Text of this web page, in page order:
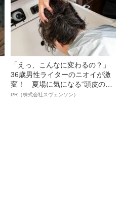
「えっ、こんなに変わるの？」
36歳男性ライターのニオイが激
変！ 夏場に気になる“頭皮のニ
オイ”や“ベタつき”を解消す
PR（株式会社スヴェンソン）